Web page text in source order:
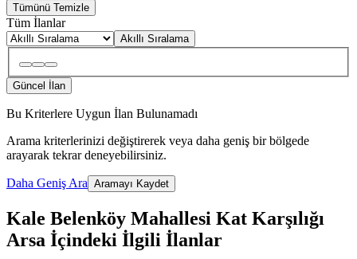
Tümünü Temizle
Tüm İlanlar
Akıllı Sıralama
Güncel İlan
Bu Kriterlere Uygun İlan Bulunamadı
Arama kriterlerinizi değiştirerek veya daha geniş bir bölgede
arayarak tekrar deneyebilirsiniz.
Daha Geniş Ara Aramayı Kaydet
Kale Belenköy Mahallesi Kat Karşılığı
Arsa İçindeki İlgili İlanlar